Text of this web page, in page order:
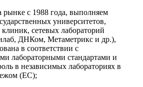
рынке с 1988 года, выполняем
университетов,
сетевых лабораторий
ДНКом, Метаметрикс и др.),
в соответствии с
лабораторными стандартами и
в независимых лабораториях в
(ЕС);